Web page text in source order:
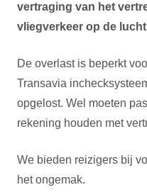
vertraging van het
vliegverkeer op de
De overlast is beperkt
Transavia
opgelost. Wel moeten
rekening houden met
We bieden reizigers bij
het ongemak.